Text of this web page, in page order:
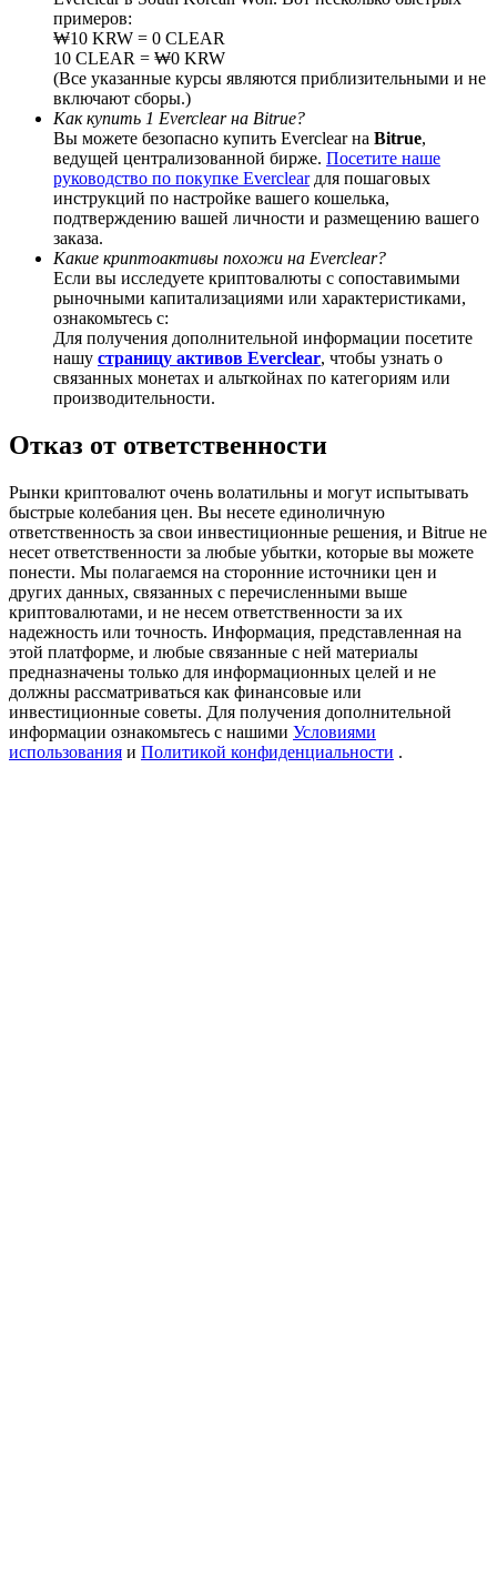
BTC Welcome Rewards
Deposit & Trade BTC to Share 25000 USDT prize pool!
Deposit CASHCAT & Win
Share 500000 CASHCAT prize pool
Exclusive for BitMart Users
Precious Metals Trading Carnival
Trade Gold & Silver · 33,333 USDT Bonus
USDT New User Exclusive 10% APR
USDT Flexible Staking | Daily Rewards
примеров:
₩10 KRW = 0 CLEAR
10 CLEAR = ₩0 KRW
(Все указанные курсы являются приблизительными и не
включают сборы.)
Как купить 1 Everclear на Bitrue?
Вы можете безопасно купить Everclear на Bitrue,
ведущей централизованной бирже. Посетите наше
руководство по покупке Everclearдля пошаговых
инструкций по настройке вашего кошелька,
подтверждению вашей личности и размещению вашего
заказа.
Какие криптоактивы похожи на Everclear?
Если вы исследуете криптовалюты с сопоставимыми
рыночными капитализациями или характеристиками,
ознакомьтесь с:
Для получения дополнительной информации посетите
нашу страницу активов Everclear, чтобы узнать о
связанных монетах и альткойнах по категориям или
производительности.
Отказ от ответственности
Рынки криптовалют очень волатильны и могут испытывать
быстрые колебания цен. Вы несете единоличную
ответственность за свои инвестиционные решения, и Bitrue не
несет ответственности за любые убытки, которые вы можете
понести. Мы полагаемся на сторонние источники цен и
других данных, связанных с перечисленными выше
криптовалютами, и не несем ответственности за их
надежность или точность. Информация, представленная на
этой платформе, и любые связанные с ней материалы
предназначены только для информационных целей и не
должны рассматриваться как финансовые или
инвестиционные советы. Для получения дополнительной
информации ознакомьтесь с нашими Условиями
использования и Политикой конфиденциальности .